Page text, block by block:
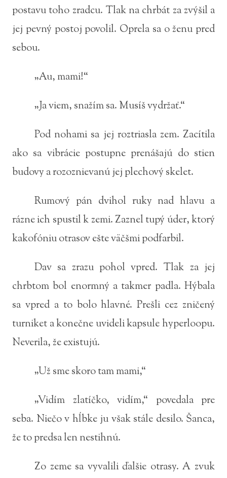
postavu toho zradcu. Tlak na chrbát za zvýšil a
jej pevný postoj povolil. Oprela sa o ženu pred
sebou.
„Au, mami!“
„Ja viem, snažím sa. Musíš vydržať.“
Pod nohami sa jej roztriasla zem. Zacítila
ako sa vibrácie postupne prenášajú do stien
budovy a rozoznievanú jej plechový skelet.
Rumový pán dvihol ruky nad hlavu a
rázne ich spustil k zemi. Zaznel tupý úder, ktorý
kakofóniu otrasov ešte väčšmi podfarbil.
Dav sa zrazu pohol vpred. Tlak za jej
chrbtom bol enormný a takmer padla. Hýbala
sa vpred a to bolo hlavné. Prešli cez zničený
turniket a konečne uvideli kapsule hyperloopu.
Neverila, že existujú.
„Už sme skoro tam mami,“
„Vidím zlatíčko, vidím,“ povedala pre
seba. Niečo v hĺbke ju však stále desilo. Šanca,
že to predsa len nestihnú.
Zo zeme sa vyvalili ďalšie otrasy. A zvuk